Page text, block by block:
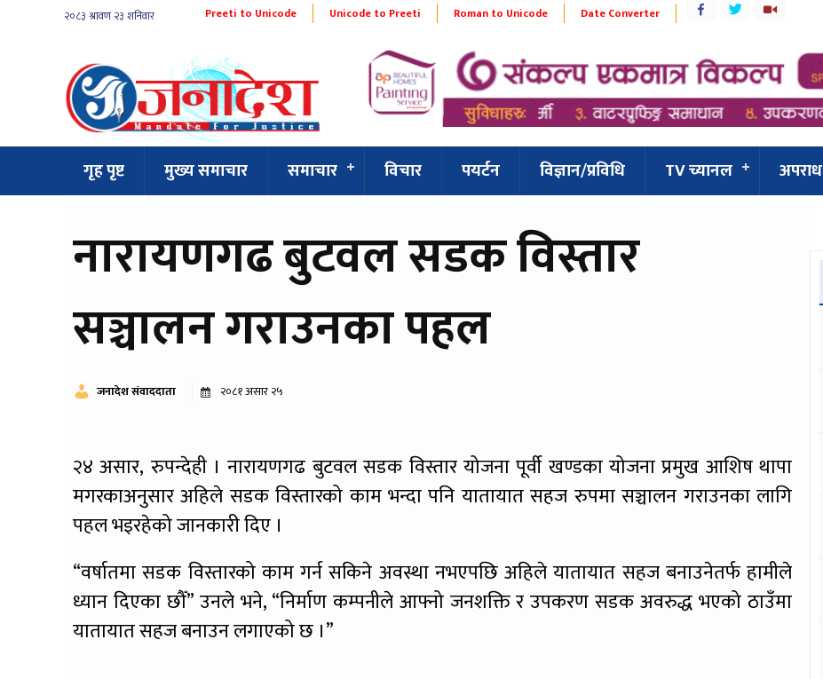
Preeti to Unicode Unicode to Preeti Roman to Unicode Date Converter
गृह पृष्ट मुख्य समाचार समाचार विचार पयर्टन विज्ञान/प्रविधि TV च्यानल अपराध
नारायणगढ बुटवल सडक विस्तार
सञ्चालन गराउनका पहल
जनादेश संवाददाता २०८१ असार २५
२४ असार, रुपन्देही । नारायणगढ बुटवल सडक विस्तार योजना पूर्वी खण्डका योजना प्रमुख आशिष थापा
मगरकाअनुसार अहिले सडक विस्तारको काम भन्दा पनि यातायात सहज रुपमा सञ्चालन गराउनका लागि
पहल भइरहेको जानकारी दिए ।
“वर्षातमा सडक विस्तारको काम गर्न सकिने अवस्था नभएपछि अहिले यातायात सहज बनाउनेतर्फ हामीले
ध्यान दिएका छौँ” उनले भने, “निर्माण कम्पनीले आफ्नो जनशक्ति र उपकरण सडक अवरुद्ध भएको ठाउँमा
यातायात सहज बनाउन लगाएको छ ।”